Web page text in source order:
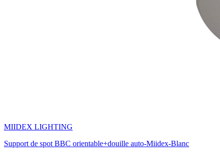
MIIDEX LIGHTING
Support de spot BBC orientable+douille auto-Miidex-Blanc